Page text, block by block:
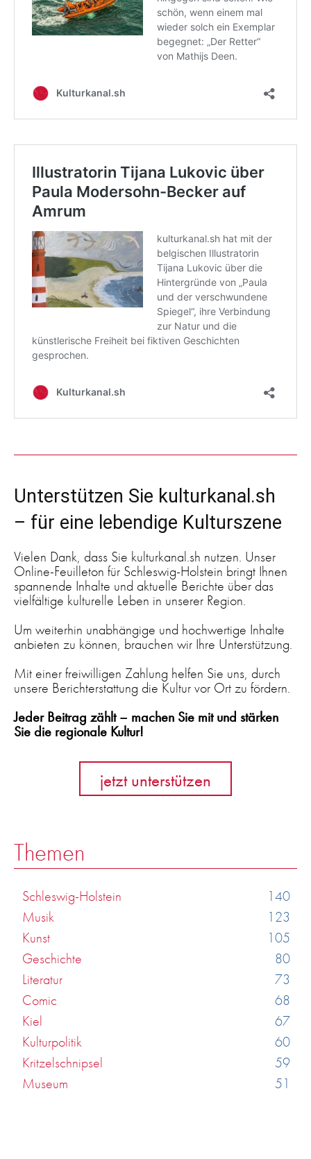
Unterstützen Sie kulturkanal.sh
– für eine lebendige Kulturszene
Vielen Dank, dass Sie kulturkanal.sh nutzen. Unser
Online-Feuilleton für Schleswig-Holstein bringt Ihnen
spannende Inhalte und aktuelle Berichte über das
vielfältige kulturelle Leben in unserer Region.
Um weiterhin unabhängige und hochwertige Inhalte
anbieten zu können, brauchen wir Ihre Unterstützung.
Mit einer freiwilligen Zahlung helfen Sie uns, durch
unsere Berichterstattung die Kultur vor Ort zu fördern.
Jeder Beitrag zählt – machen Sie mit und stärken
Sie die regionale Kultur!
jetzt unterstützen
Themen
Schleswig-Holstein
140
Musik
123
Kunst
105
Geschichte
80
Literatur
73
Comic
68
Kiel
67
Kulturpolitik
60
Kritzelschnipsel
59
Museum
51